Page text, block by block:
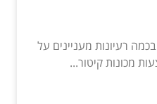
רעיונות מעניינים על
מכונות קיטור...